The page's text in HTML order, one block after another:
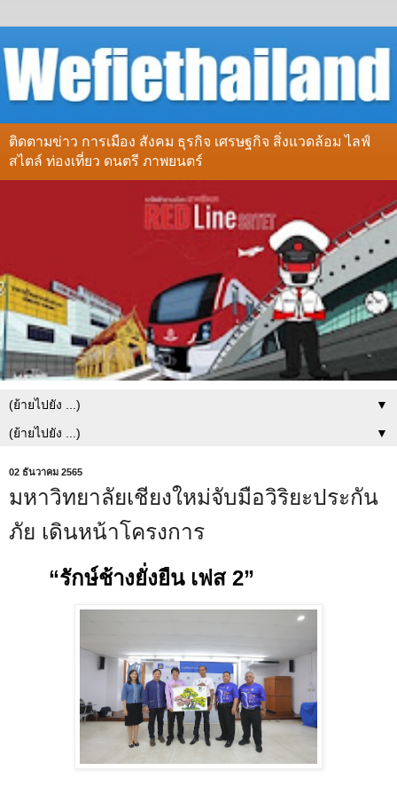
ติดตามข่าว การเมือง สังคม ธุรกิจ เศรษฐกิจ สิ่งแวดล้อม ไลฟ์
สไตล์ ท่องเที่ยว ดนตรี ภาพยนตร์
▼
▼
02 ธันวาคม 2565
มหาวิทยาลัยเชียงใหม่จับมือวิริยะประกัน
ภัย เดินหน้าโครงการ
“รักษ์ช้างยั่งยืน เฟส 2”